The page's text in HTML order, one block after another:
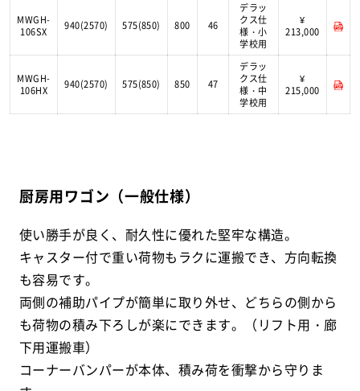
MWGH-
106SX
940(2570) 575(850) 800 46
デラッ
クス仕
様・小
学校用
¥
213,000
MWGH-
106HX
940(2570) 575(850) 850 47
デラッ
クス仕
様・中
学校用
¥
215,000
厨房用ワゴン（一般仕様）
使い勝手が良く、耐久性に優れた堅牢な構造。
キャスター付で重い荷物もラクに運搬でき、方向転換
も容易です。
両側の補助パイプが簡単に取り外せ、どちらの側から
も荷物の積み下ろしが楽にできます。（リフト用・廊
下用運搬車）
コーナーバンパーが本体、積み荷を衝撃から守りま